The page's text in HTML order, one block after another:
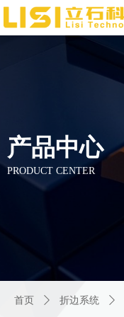
产品中心
PRODUCT CENTER
首页 ꄲ 折边系统 ꄲ